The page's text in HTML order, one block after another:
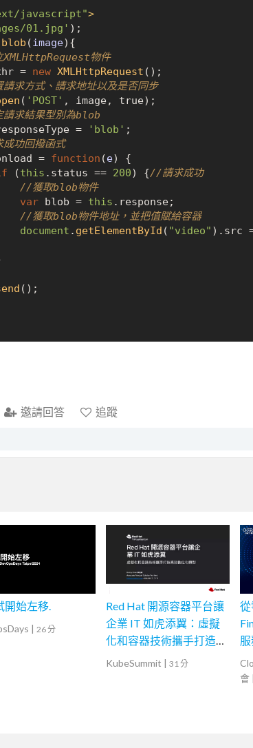
javascript">
01.jpg' );
blob (image){
物件
= new XMLHttpRequest ();
求方式、請求地址以及是否同步
( 'POST' , image, true);
求結果型別為blob
= 'blob' ;
功回撥函式
= function (e) {
(this . status == 200) {//請求成功
//獲取blob物件
var blob = this . response;
//獲取blob物件地址，並把值賦給容器
document . getElementById ( "video" ). src
();
邀請回答 追蹤
開始左移.
| 26 分
Red Hat 開源容器平台讓
企業 IT 如虎添翼：虛擬
化和容器技術攜手打造高
效數位化轉型
KubeSummit | 31 分
會 |